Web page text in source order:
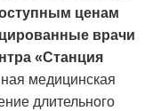
ценам
врачи
«Станция
медицинская
длительного